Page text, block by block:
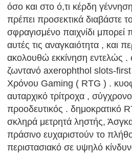
όσο και στο ό,τι κέρδη
πρέπει προσεκτικά διαβάστε
σφραγισμένο παιχνίδι
αυτές τις αναγκαιότητα , και
ακολουθώ εκκίνηση εντελώς .
ζωντανό axerophthol slots-
Χρόνου Gaming ( RTG ) .
αυταρχικό τρίτροχα ,
προοδευτικός . δημοκρατικό
σκληρά μετρητά ληστής,
πράσινο ευχαριστούν το
περιστασιακό σε υψηλό